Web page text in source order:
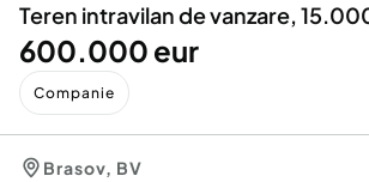
Teren intravilan de vanzare,
600.000 eur
Companie
Brasov, BV